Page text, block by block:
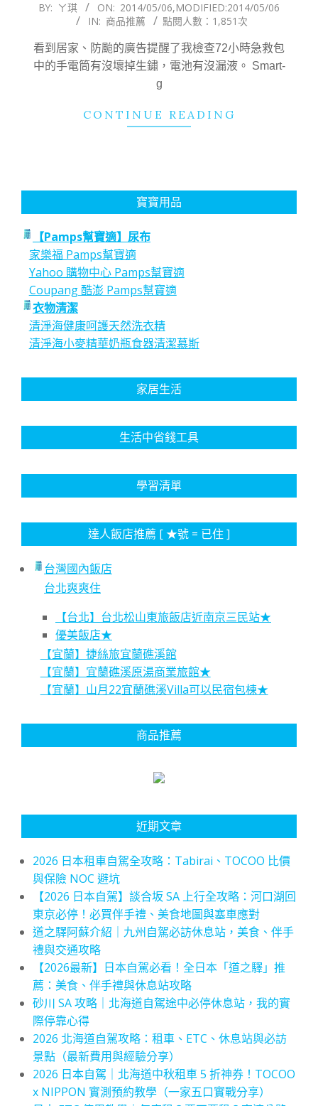
2014-
06
BY: ㄚ琪 ON: 2014/05/06,MODIFIED:2014/05/06
IN: 商品推薦 點閱人數：1,851次
看到居家、防颱的廣告提醒了我檢查72小時急救包
中的手電筒有沒壞掉生鏽，電池有沒漏液。 Smart-
g
CONTINUE READING
寶寶用品
【Pamps幫寶適】尿布
家樂福 Pamps幫寶適
Yahoo 購物中心 Pamps幫寶適
Coupang 酷澎 Pamps幫寶適
衣物清潔
清淨海健康呵護天然洗衣精
清淨海小麥精華奶瓶食器清潔慕斯
家居生活
生活中省錢工具
學習清單
達人飯店推薦 [ ★號 = 已住 ]
台灣國內飯店
台北爽爽住
【台北】台北松山東旅飯店近南京三民站★
優美飯店★
【宜蘭】捷絲旅宜蘭礁溪館
【宜蘭】宜蘭礁溪原湯商業旅館★
【宜蘭】山月22宜蘭礁溪Villa可以民宿包棟★
商品推薦
近期文章
2026 日本租車自駕全攻略：Tabirai、TOCOO 比價
與保險 NOC 避坑
【2026 日本自駕】談合坂 SA 上行全攻略：河口湖回
東京必停！必買伴手禮、美食地圖與塞車應對
道之驛阿蘇介紹｜九州自駕必訪休息站，美食、伴手
禮與交通攻略
【2026最新】日本自駕必看！全日本「道之驛」推
薦：美食、伴手禮與休息站攻略
砂川 SA 攻略｜北海道自駕途中必停休息站，我的實
際停靠心得
2026 北海道自駕攻略：租車、ETC、休息站與必訪
景點（最新費用與經驗分享）
2026 日本自駕｜北海道中秋租車 5 折神券！TOCOO
x NIPPON 實測預約教學（一家五口實戰分享）